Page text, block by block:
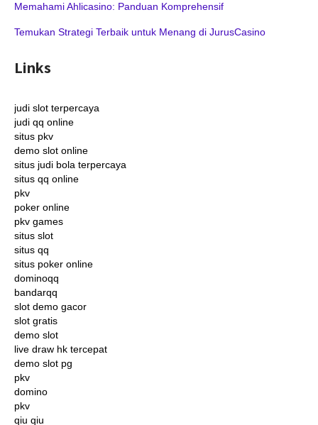
Memahami Ahlicasino: Panduan Komprehensif
Temukan Strategi Terbaik untuk Menang di JurusCasino
Links
judi slot terpercaya
judi qq online
situs pkv
demo slot online
situs judi bola terpercaya
situs qq online
pkv
poker online
pkv games
situs slot
situs qq
situs poker online
dominoqq
bandarqq
slot demo gacor
slot gratis
demo slot
live draw hk tercepat
demo slot pg
pkv
domino
pkv
qiu qiu